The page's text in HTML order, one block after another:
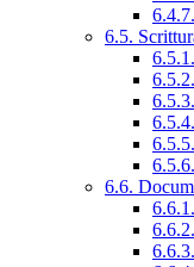
6.5.
6.6.